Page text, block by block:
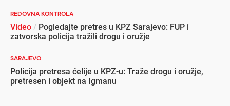
REDOVNA KONTROLA
Video / Pogledajte pretres u KPZ Sarajevo: FUP i
zatvorska policija tražili drogu i oružje
SARAJEVO
Policija pretresa ćelije u KPZ-u: Traže drogu i oružje,
pretresen i objekt na Igmanu